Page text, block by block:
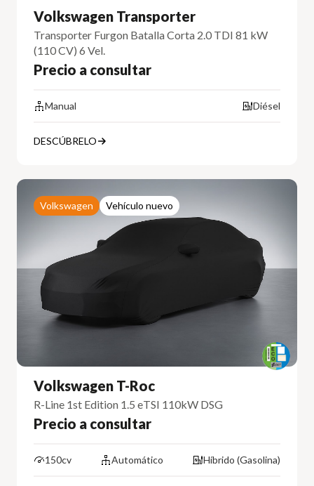
Volkswagen Transporter
Transporter Furgon Batalla Corta 2.0 TDI 81 kW
(110 CV) 6 Vel.
Precio a consultar
Manual Diésel
DESCÚBRELO
Volkswagen Vehículo nuevo
Volkswagen T-Roc
R-Line 1st Edition 1.5 eTSI 110kW DSG
Precio a consultar
150cv Automático Híbrido (Gasolina)